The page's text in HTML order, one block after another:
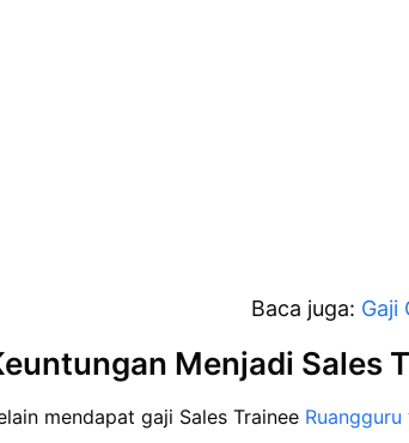
Baca juga: Gaji
Menjadi Sales
mendapat gaji Sales Trainee Ruangguru